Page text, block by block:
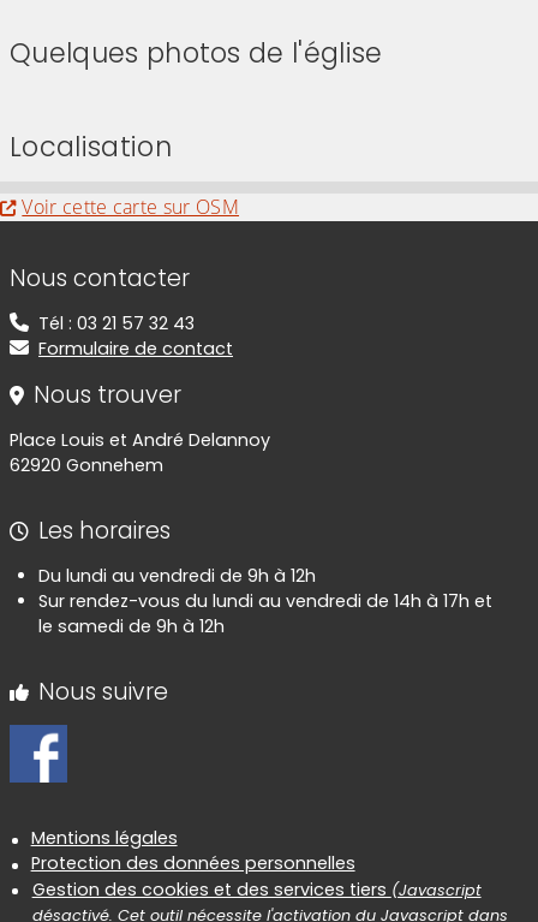
Quelques photos de l'église
Localisation
Evitez la carte interactive ci-après et aller au
Voir cette carte sur OSM
Informations de contact
Nous contacter
Tél : 03 21 57 32 43
Formulaire de contact
Nous trouver
Place Louis et André Delannoy
62920 Gonnehem
Les horaires
Du lundi au vendredi de 9h à 12h
Sur rendez-vous du lundi au vendredi de 14h à 17h et
le samedi de 9h à 12h
Nous suivre
Informations réglementaires
Mentions légales
Protection des données personnelles
Gestion des cookies et des services tiers (Javascript
désactivé. Cet outil nécessite l'activation du Javascript dans